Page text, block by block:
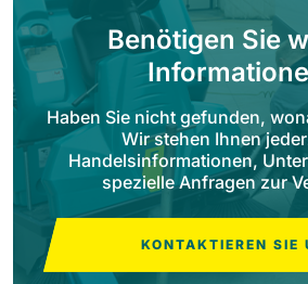
650 mm 3900
760 mm 4560
E83
830 mm 4980
Benötigen Sie
Haben Sie nicht gefunden,
Wir stehen Ihnen
Handelsinformationen,
spezielle Anfragen zur
KONTAKTIEREN SIE